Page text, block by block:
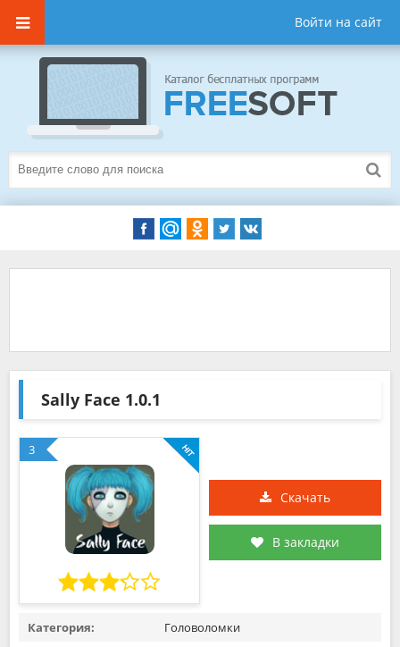
Войти на сайт
Sally Face 1.0.1
3
Скачать
В закладки
Категория:
Головоломки